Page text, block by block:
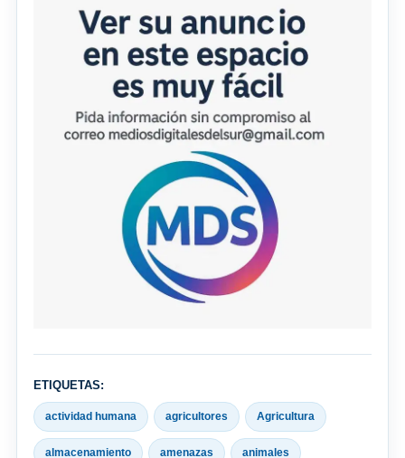
ETIQUETAS:
actividad humana agricultores Agricultura
almacenamiento amenazas animales